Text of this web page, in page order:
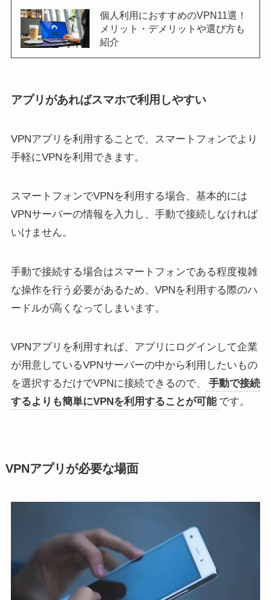
個人利用におすすめのVPN11選！
メリット・デメリットや選び方も
紹介
アプリがあればスマホで利用しやすい
VPNアプリを利用することで、スマートフォンでより
手軽にVPNを利用できます。
スマートフォンでVPNを利用する場合、基本的には
VPNサーバーの情報を入力し、手動で接続しなければ
いけません。
手動で接続する場合はスマートフォンである程度複雑
な操作を行う必要があるため、VPNを利用する際のハ
ードルが高くなってしまいます。
VPNアプリを利用すれば、アプリにログインして企業
が用意しているVPNサーバーの中から利用したいもの
を選択するだけでVPNに接続できるので、
手動で接続
するよりも簡単にVPNを利用することが可能 です。
VPNアプリが必要な場面